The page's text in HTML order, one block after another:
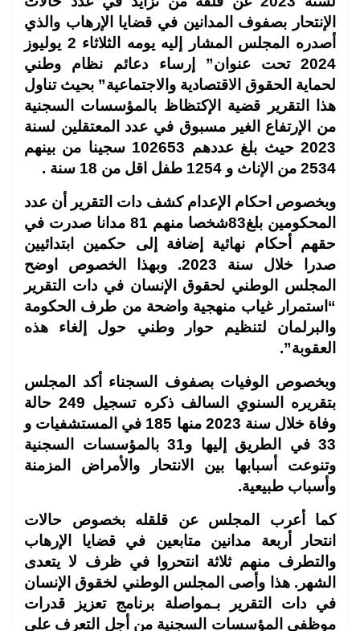
الإنتحار بصفوف المدانين في قضايا الإرهاب والذي
أصدره المجلس المشار إليه يومه الثلاثاء 2 يوليوز
2024 تحت عنوان” إرساء دعائم نظام وطني
لحماية الحقوق الاقتصادية والاجتماعية” بحيث تناول
هذا التقرير قضية الإكتظاظ بالمؤسسات السجنية
من الإرتفاع الغير مسبوق في عدد المعتقلين لسنة
2023 حيث بلغ عددهم 102653 سجينا من بينهم
2534 من الإناث و 1254 طفل اقل من 18 سنة .
وبخصوص احكام الإعدام كشف دات التقرير أن عدد
المحكومين بلغ83شخصا منهم 81 مدانا صدرت في
حقهم أحكام نهائية إضافة إلى حكمين ابتدائيين
صدرا خلال سنة 2023. وبهذا الخصوص اوضح
المجلس الوطني لحقوق الإنسان في دات التقرير
“استمرار غياب منهجية واضحة من طرف الحكومة
والبرلمان لتنظيم حوار وطني حول إلغاء هذه
العقوبة”.
وبخصوص الوفيات بصفوف السجناء أكد المجلس
بتقريره السنوي السالف ذكره تسجيل 249 حالة
وفاة خلال سنة 2023 منها 185 في المستشفيات و
33 في الطريق إليها و31 بالمؤسسات السجنية
وتنوعت أسبابها بين الانتحار والأمراض المزمنة
وأسباب طبيعية.
كما أعرب المجلس عن قلقله بخصوص حالات
انتحار أربعة مدانين متابعين في قضايا الإرهاب
والتطرف منهم ثلاثة انتحروا في ظرف لا يتعدى
الشهر. هذا وأصى المجلس الوطني لخقوق الإنسان
في دات التقرير بـمواصلة برنامج تعزيز قدرات
موظفي المؤسسات السجنية من أجل التعرف على